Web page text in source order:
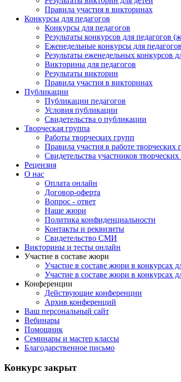
Правила участия в викторинах
Конкурсы для педагогов
Конкурсы для педагогов
Результаты конкурсов для педагогов
Еженедельные конкурсы для педагогов
Результаты еженедельных конкурсов
Викторины для педагогов
Результаты викторин
Правила участия в викторинах
Публикации
Публикации педагогов
Условия публикации
Свидетельства о публикации
Творческая группа
Работы творческих групп
Правила участия в работе творческих
Свидетельства участников
Рецензия
О нас
Оплата онлайн
Договор-оферта
Вопрос - ответ
Наше жюри
Политика конфиденциальности
Контакты и реквизиты
Свидетельство СМИ
Викторины и тесты онлайн
Участие в составе жюри
Участие в составе жюри в конкурсах
Участие в составе жюри в конкурсах
Конференции
Действующие конференции
Архив конференций
Ваш персональный сайт
Вебинары
Помощник
Семинары и мастер классы
Благодарственное письмо
Конкурс закрыт